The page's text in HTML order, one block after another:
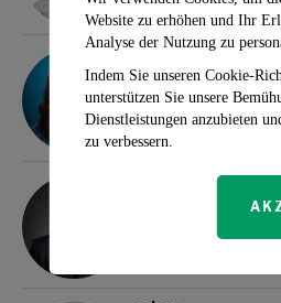
Sarah Travers
Wall Street-Analysten
für Anleger hervor
Klaus Wertheimer
Gemischte Stimmung
Website zu erhöhen und Ihr
Analyse der Nutzung zu
Indem Sie unseren Cookie-
unterstützen Sie unsere
Dienstleistungen anzubieten
zu verbessern.